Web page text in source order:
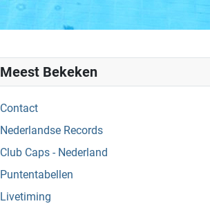
Meest Bekeken
Contact
Nederlandse Records
Club Caps - Nederland
Puntentabellen
Livetiming